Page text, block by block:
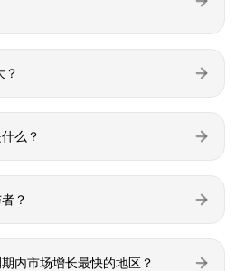
？
么？
？
内市场增长最快的地区？